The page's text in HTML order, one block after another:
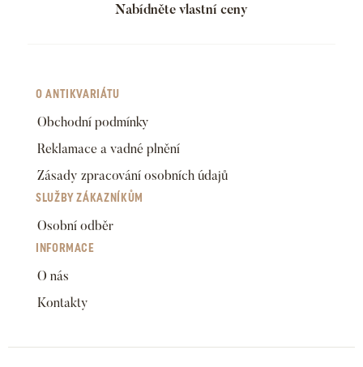
Nabídněte vlastní ceny
O ANTIKVARIÁTU
Obchodní podmínky
Reklamace a vadné plnění
Zásady zpracování osobních údajů
SLUŽBY ZÁKAZNÍKŮM
Osobní odběr
INFORMACE
O nás
Kontakty